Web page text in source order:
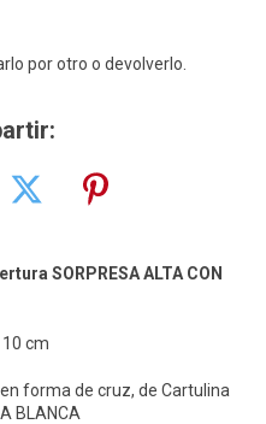
por otro o devolverlo.
SORPRESA ALTA CON
cm
forma de cruz, de Cartulina
BLANCA